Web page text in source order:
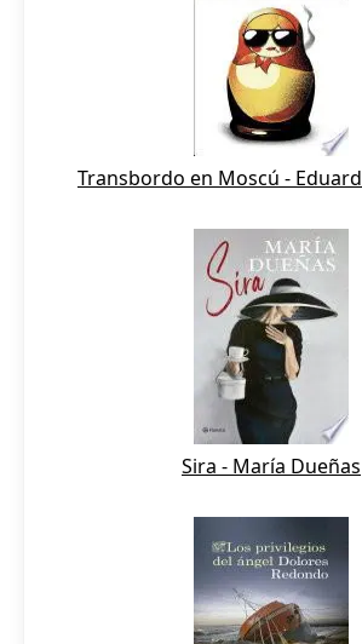
Transbordo en Moscú -
Sira - María Dueñas